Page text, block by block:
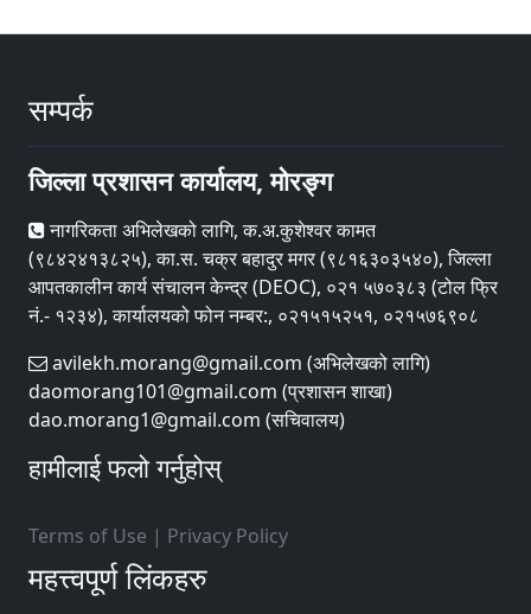
सम्पर्क
जिल्ला प्रशासन कार्यालय, मोरङ्ग
नागरिकता अभिलेखको लागि, क.अ.कुशेश्वर कामत
(९८४२४१३८२५), का.स. चक्र बहादुर मगर (९८१६३०३५४०), जिल्ला
आपतकालीन कार्य संचालन केन्द्र (DEOC), ०२१ ५७०३८३ (टोल फ्रि
नं.- १२३४), कार्यालयको फोन नम्बर:, ०२१५१५२५१, ०२१५७६९०८
avilekh.morang@gmail.com (अभिलेखको लागि)
daomorang101@gmail.com (प्रशासन शाखा)
dao.morang1@gmail.com (सचिवालय)
हामीलाई फलो गर्नुहोस्
Terms of Use | Privacy Policy
महत्त्वपूर्ण लिंकहरु